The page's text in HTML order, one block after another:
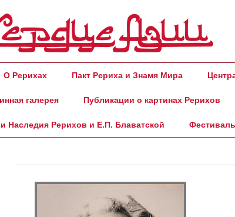
О Рерихах Пакт Рериха и Знамя Мира
галерея Публикации о картинах Рерихов
Наследия Рерихов и Е.П. Блаватской